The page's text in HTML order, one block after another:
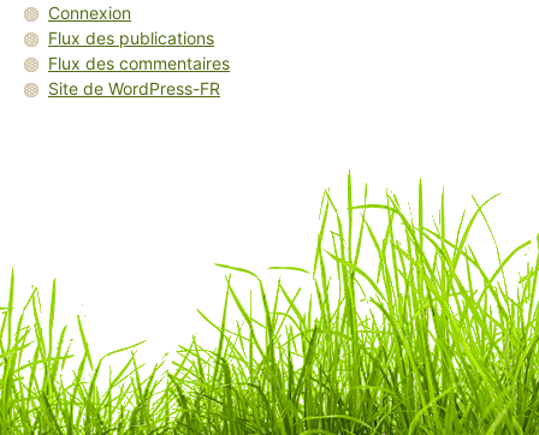
Connexion
Flux des publications
Flux des commentaires
Site de WordPress-FR